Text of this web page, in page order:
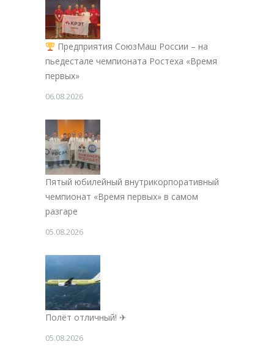
Предприятия СоюзМаш России – на
пьедестале чемпионата Ростеха «Время
первых»
06.08.2026
Пятый юбилейный внутрикорпоративный
чемпионат «Время первых» в самом
разгаре
05.08.2026
Полёт отличный! ✈
05.08.2026